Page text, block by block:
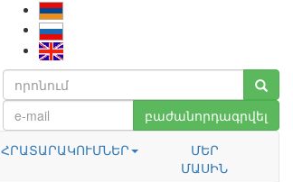
բաժանորդագրվել
ՀՐԱՏԱՐԱԿՈՒՄՆԵՐ
ՄԵՐ
ՄԱՍԻՆ